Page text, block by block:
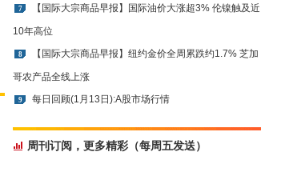
7 【国际大宗商品早报】国际油价大涨超3% 伦镍触及近
10年高位
8 【国际大宗商品早报】纽约金价全周累跌约1.7% 芝加
哥农产品全线上涨
9 每日回顾(1月13日):A股市场行情
周刊订阅，更多精彩（每周五发送）